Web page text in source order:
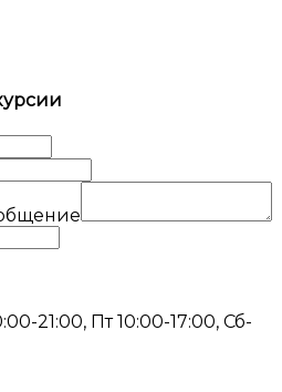
21:00, Пт 10:00-17:00, Сб-